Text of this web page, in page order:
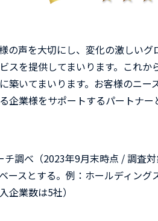
の声を大切にし、変化の激しい
スを提供してまいります。これ
築いてまいります。お客様のニ
企業様をサポートするパートナー
チ調べ（2023年9月末時点 /調査
ースとする。例：ホールディン
企業数は5社）